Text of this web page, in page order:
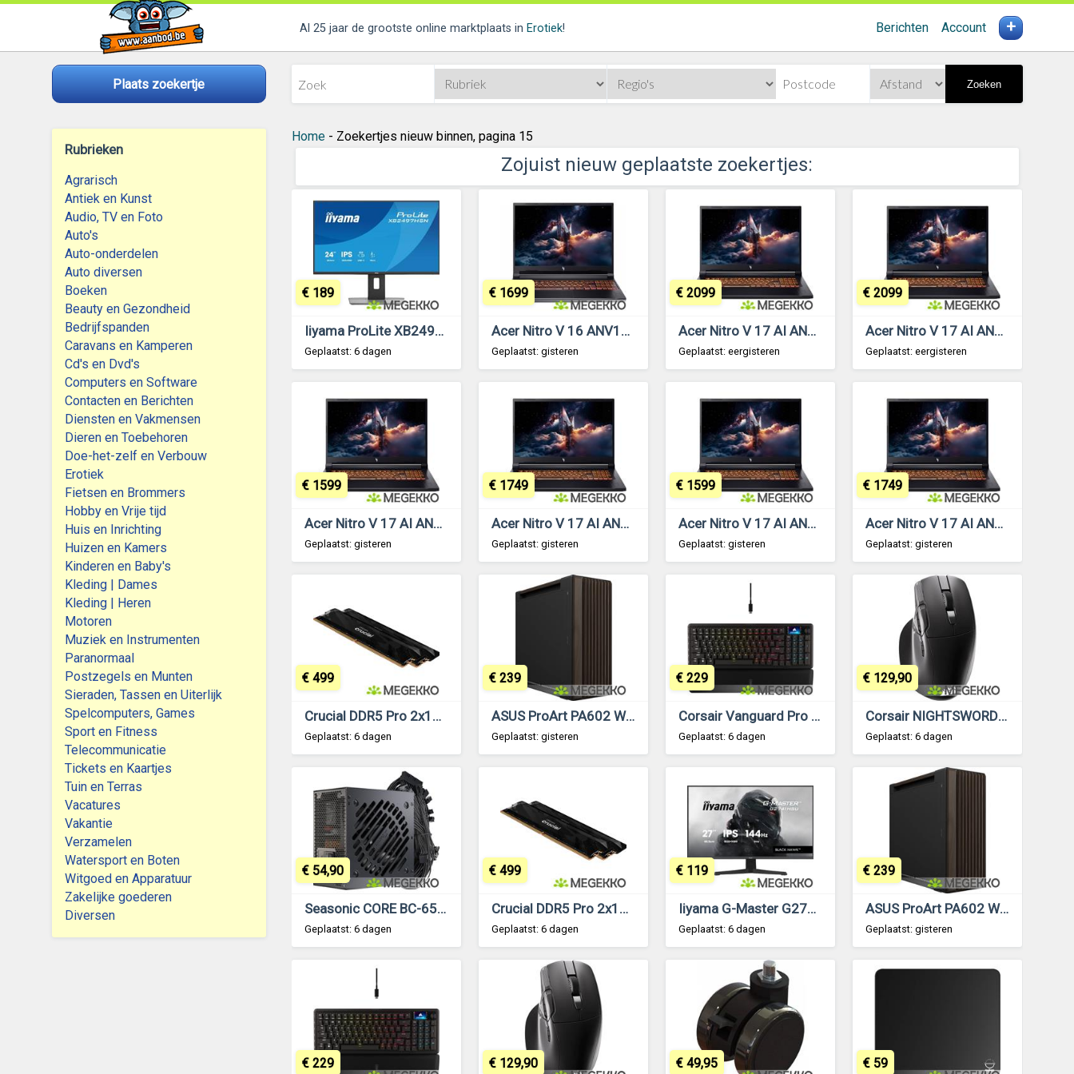
Al 25 jaar de grootste online marktplaats in Erotiek! Berichten Account +
Plaats zoekertje Zoeken
Rubrieken
Agrarisch
Antiek en Kunst
Audio, TV en Foto
Auto's
Auto-onderdelen
Auto diversen
Boeken
Beauty en Gezondheid
Bedrijfspanden
Caravans en Kamperen
Cd's en Dvd's
Computers en Software
Contacten en Berichten
Diensten en Vakmensen
Dieren en Toebehoren
Doe-het-zelf en Verbouw
Erotiek
Fietsen en Brommers
Hobby en Vrije tijd
Huis en Inrichting
Huizen en Kamers
Kinderen en Baby's
Kleding | Dames
Kleding | Heren
Motoren
Muziek en Instrumenten
Paranormaal
Postzegels en Munten
Sieraden, Tassen en Uiterlijk
Spelcomputers, Games
Sport en Fitness
Telecommunicatie
Tickets en Kaartjes
Tuin en Terras
Vacatures
Vakantie
Verzamelen
Watersport en Boten
Witgoed en Apparatuur
Zakelijke goederen
Diversen
Home- Zoekertjes nieuw binnen, pagina 15
Zojuist nieuw geplaatste zoekertjes:
Iiyama ProLite XB2497HSN-B1 24 Full HD IPS USB-C monitor
Geplaatst: 6 dagen
€ 189
Acer Nitro V 16 ANV16-72-78GT 16 Core 7 240H RTX 5060 Laptop
Geplaatst: gisteren
€ 1699
Acer Nitro V 17 AI ANV17-41-R4EH 17.3 Ryzen 7 260 RTX 5070 Laptop
Geplaatst: eergisteren
€ 2099
Acer Nitro V 17 AI ANV17-41-R4EH 17.3 Ryzen 7 260 RTX 5070 Laptop
Geplaatst: eergisteren
€ 2099
Acer Nitro V 17 AI ANV17-41-R4TH 17.3 Ryzen 7 260 RTX 5060 Laptop
Geplaatst: gisteren
€ 1599
Acer Nitro V 17 AI ANV17-41-R53N 17.3 Ryzen 7 260 RTX 5070 Laptop
Geplaatst: gisteren
€ 1749
Acer Nitro V 17 AI ANV17-41-R4TH 17.3 Ryzen 7 260 RTX 5060 Laptop
Geplaatst: gisteren
€ 1599
Acer Nitro V 17 AI ANV17-41-R53N 17.3 Ryzen 7 260 RTX 5070 Laptop
Geplaatst: gisteren
€ 1749
Crucial DDR5 Pro 2x16GB 6400
Geplaatst: 6 dagen
€ 499
ASUS ProArt PA602 Wood Edition Modern Black - Metal Panel
Geplaatst: gisteren
€ 239
Corsair Vanguard Pro 96, MGX HyperDrive, Qwerty US, Zwart
Geplaatst: 6 dagen
€ 229
Corsair NIGHTSWORD v2 WIRELESS
Geplaatst: 6 dagen
€ 129,90
Seasonic CORE BC-650 ATX 3.1
Geplaatst: 6 dagen
€ 54,90
Crucial DDR5 Pro 2x16GB 6400
Geplaatst: 6 dagen
€ 499
Iiyama G-Master G2741HSU-B1 27 Full HD IPS 144Hz Gaming Monitor
Geplaatst: 6 dagen
€ 119
ASUS ProArt PA602 Wood Edition Modern Black - Metal Panel
Geplaatst: gisteren
€ 239
€ 229 € 129,90 € 49,95 € 59